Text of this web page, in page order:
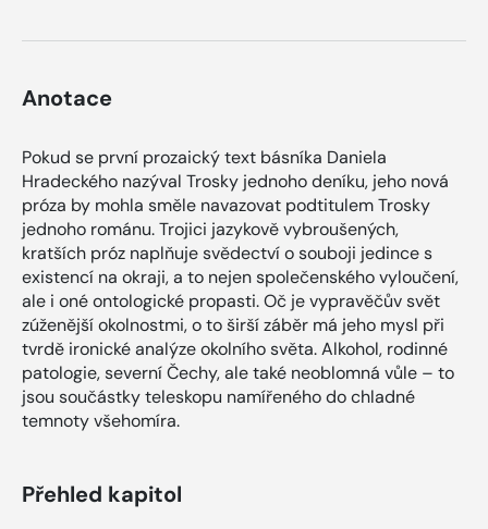
Anotace
Pokud se první prozaický text básníka Daniela
Hradeckého nazýval Trosky jednoho deníku, jeho nová
próza by mohla směle navazovat podtitulem Trosky
jednoho románu. Trojici jazykově vybroušených,
kratších próz naplňuje svědectví o souboji jedince s
existencí na okraji, a to nejen společenského vyloučení,
ale i oné ontologické propasti. Oč je vypravěčův svět
zúženější okolnostmi, o to širší záběr má jeho mysl při
tvrdě ironické analýze okolního světa. Alkohol, rodinné
patologie, severní Čechy, ale také neoblomná vůle – to
jsou součástky teleskopu namířeného do chladné
temnoty všehomíra.
Přehled kapitol